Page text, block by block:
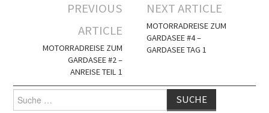
Navigation
PREVIOUS
ARTICLE
MOTORRADREISE ZUM
GARDASEE #2 –
ANREISE TEIL 1
NEXT ARTICLE
MOTORRADREISE ZUM
GARDASEE #4 –
GARDASEE TAG 1
Suche
nach: